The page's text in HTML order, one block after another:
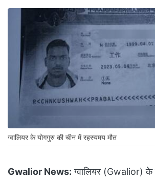
ग्वालियर के योगगुरु की चीन में रहस्यमय मौत
Gwalior News: ग्वालियर (Gwalior) के